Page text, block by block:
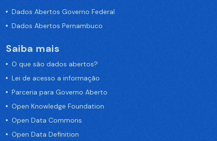
Dados Abertos Governo Federal
Dados Abertos Pernambuco
Saiba mais
O que são dados abertos?
Lei de acesso a informação
Parceria para Governo Aberto
Open Knowledge Foundation
Open Data Commons
Open Data Definition